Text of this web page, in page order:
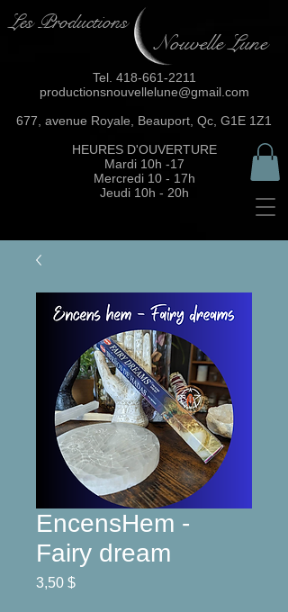
Les Productions
Nouvelle Lune
Tel. 418-661-2211
productionsnouvellelune@gmail.com
677, avenue Royale, Beauport, Qc, G1E 1Z1
HEURES D'OUVERTURE
Mardi 10h -17
Mercredi 10 - 17h
Jeudi 10h - 20h
EncensHem -
Fairy dream
3,50 $Prix